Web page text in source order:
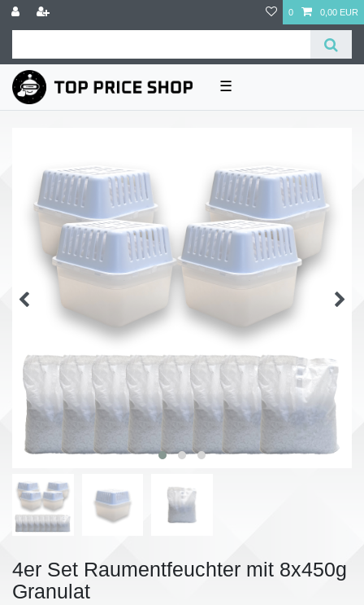
0 0,00 EUR
☰
4er Set Raumentfeuchter mit 8x450g
Granulat